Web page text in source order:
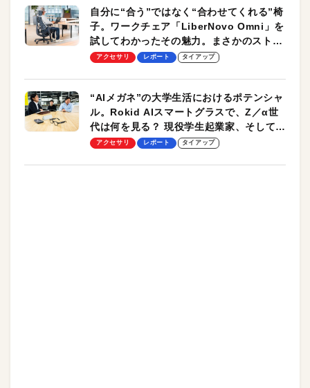
自分に“合う”ではなく“合わせてくれる”椅
子。ワークチェア「LiberNovo Omni」を
試してわかったその魅力。まさかのストレ
ッチ機能も搭載
アクセサリ レポート タイアップ
“AIメガネ”の大学生活におけるポテンシャ
ル。Rokid AIスマートグラスで、Z／α世
代は何を見る？ 現役学生起業家、そして教
授による体験会レポート【PR】
アクセサリ レポート タイアップ